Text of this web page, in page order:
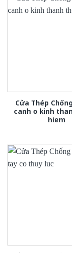
Cửa Thép
canh o kinh
hiem